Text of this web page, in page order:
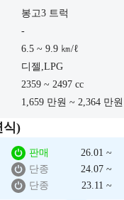
봉고3 트럭
-
6.5 ~ 9.9 ㎞/ℓ
디젤,LPG
2359 ~ 2497 cc
1,659 만원 ~ 2,364 만원
식)
판매 26.01 ~
단종 24.07 ~
단종 23.11 ~